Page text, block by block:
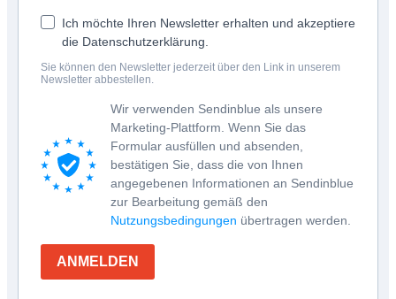
Ich möchte Ihren Newsletter erhalten und akzeptiere
die Datenschutzerklärung.
Sie können den Newsletter jederzeit über den Link in unserem
Newsletter abbestellen.
Wir verwenden Sendinblue als unsere
Marketing-Plattform. Wenn Sie das
Formular ausfüllen und absenden,
bestätigen Sie, dass die von Ihnen
angegebenen Informationen an Sendinblue
zur Bearbeitung gemäß den
Nutzungsbedingungen übertragen werden.
ANMELDEN